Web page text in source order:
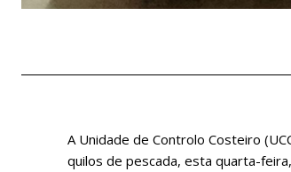
A Unidade de Controlo Costeiro
quilos de pescada, esta quarta-